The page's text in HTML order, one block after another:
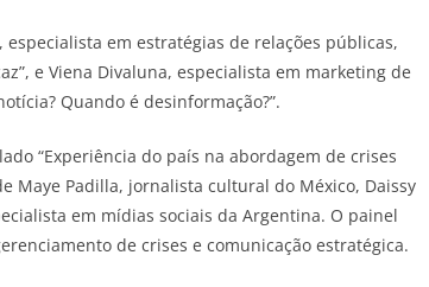
em estratégias de relações públicas,
e Viena Divaluna, especialista em marketing de
Quando é desinformação?”.
“Experiência do país na abordagem de crises
Maye Padilla, jornalista cultural do México, Daissy
em mídias sociais da Argentina. O painel
de crises e comunicação estratégica.